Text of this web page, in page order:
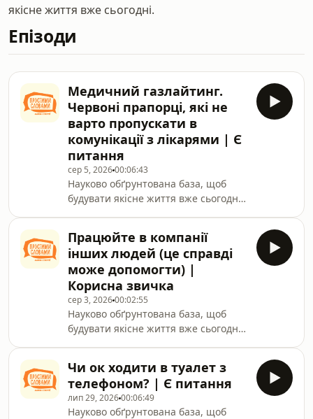
якісне життя вже сьогодні.
Епізоди
Медичний газлайтинг.
Червоні прапорці, які не
варто пропускати в
комунікації з лікарями | Є
питання
сер 5, 202600:06:43
Науково обґрунтована база, щоб
будувати якісне життя вже сьогодні.
coffee, YouTube та Apple Podcasts+ за
посиланням:
https://linktr.ee/pryvit.prostymy.slovamy
Працюйте в компанії
інших людей (це справді
може допомогти) |
Корисна звичка
сер 3, 202600:02:55
Науково обґрунтована база, щоб
будувати якісне життя вже сьогодні.
coffee, YouTube та Apple Podcasts+ за
посиланням:
https://linktr.ee/pryvit.prostymy.slovamy
Чи ок ходити в туалет з
телефоном? | Є питання
лип 29, 202600:06:49
Науково обґрунтована база, щоб